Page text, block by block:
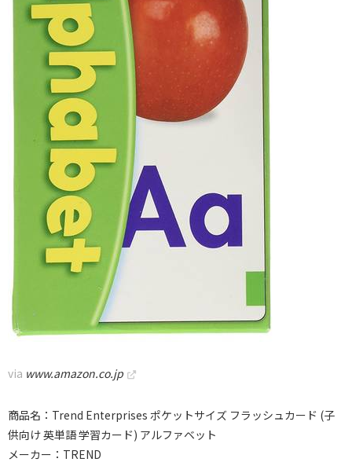
via www.amazon.co.jp
商品名：Trend Enterprises ポケットサイズ フラッシュカード (子
供向け 英単語 学習カード) アルファベット
メーカー：TREND